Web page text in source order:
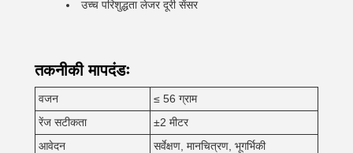
उच्च परिशुद्धता लेजर दूरी सेंसर
तकनीकी मापदंडः
वजन
≤ 56 ग्राम
रेंज सटीकता
±2 मीटर
आवेदन
सर्वेक्षण, मानचित्रण, भूगर्भिकी